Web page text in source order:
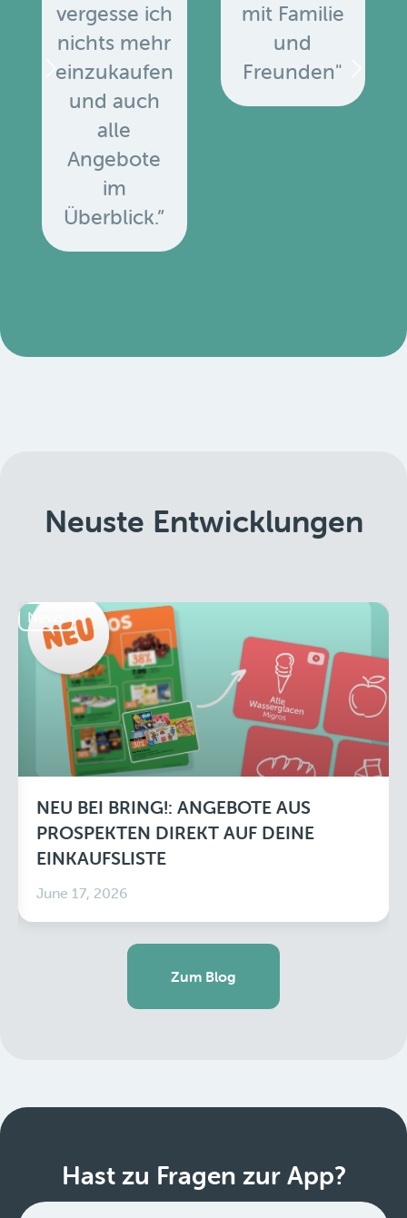
vergesse ich
nichts mehr
einzukaufen
und auch
alle
Angebote
im
Überblick.”
mit Familie
und
Freunden"
Neuste Entwicklungen
News
NEU BEI BRING!: ANGEBOTE AUS
PROSPEKTEN DIREKT AUF DEINE
EINKAUFSLISTE
June 17, 2026
Zum Blog
Hast zu Fragen zur App?